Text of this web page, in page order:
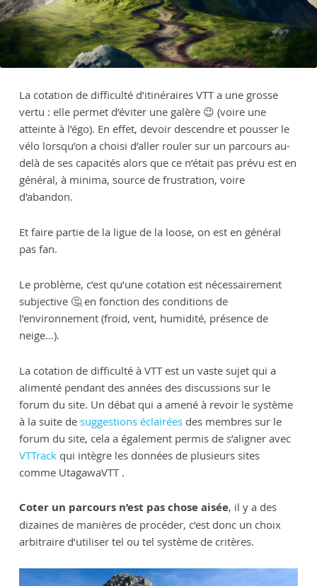
La cotation de difficulté d’itinéraires VTT a une grosse
vertu : elle permet d’éviter une galère 😉 (voire une
atteinte à l’égo). En effet, devoir descendre et pousser le
vélo lorsqu’on a choisi d’aller rouler sur un parcours au-
delà de ses capacités alors que ce n’était pas prévu est en
général, à minima, source de frustration, voire
d'abandon.
Et faire partie de la ligue de la loose, on est en général
pas fan.
Le problème, c’est qu’une cotation est nécessairement
subjective 🤔 en fonction des conditions de
l’environnement (froid, vent, humidité, présence de
neige…).
La cotation de difficulté à VTT est un vaste sujet qui a
alimenté pendant des années des discussions sur le
forum du site. Un débat qui a amené à revoir le système
à la suite de suggestions éclairéesdes membres sur le
forum du site, cela a également permis de s’aligner avec
VTTrackqui intègre les données de plusieurs sites
comme UtagawaVTT .
Coter un parcours n’est pas chose aisée, il y a des
dizaines de manières de procéder, c’est donc un choix
arbitraire d’utiliser tel ou tel système de critères.